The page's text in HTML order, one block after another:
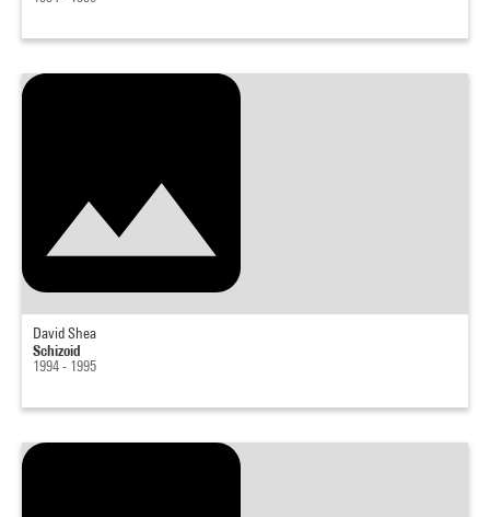
David Shea
Schizoid
1994 - 1995